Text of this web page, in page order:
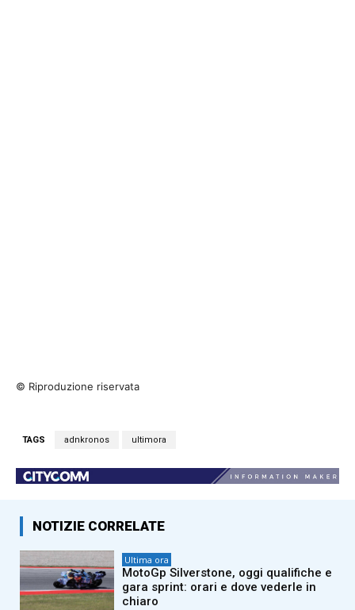
© Riproduzione riservata
TAGS adnkronos ultimora
NOTIZIE CORRELATE
Ultima ora
MotoGp Silverstone, oggi qualifiche e
gara sprint: orari e dove vederle in
chiaro